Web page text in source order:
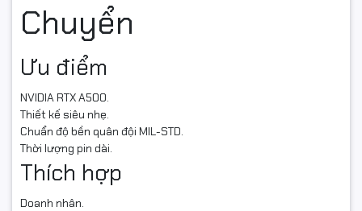
Chuyển
Ưu điểm
NVIDIA RTX A500.
Thiết kế siêu nhẹ.
Chuẩn độ bền quân đội MIL-STD.
Thời lượng pin dài.
Thích hợp
Doanh nhân.